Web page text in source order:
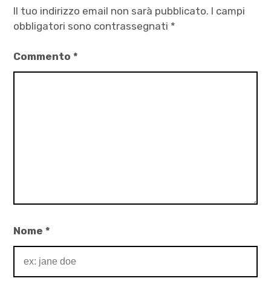
pesci
,
Lo
Muzio
Il tuo indirizzo email non sarà pubblicato. I campi
obbligatori sono contrassegnati *
Commento*
Nome*